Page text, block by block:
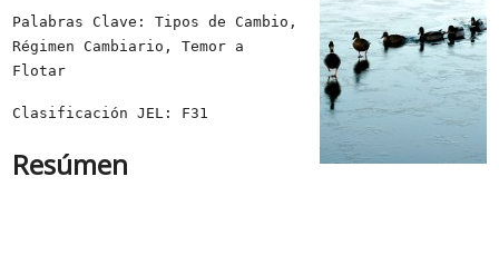
Palabras Clave: Tipos de Cambio,
Régimen Cambiario, Temor a
Flotar
Clasificación JEL: F31
Resúmen